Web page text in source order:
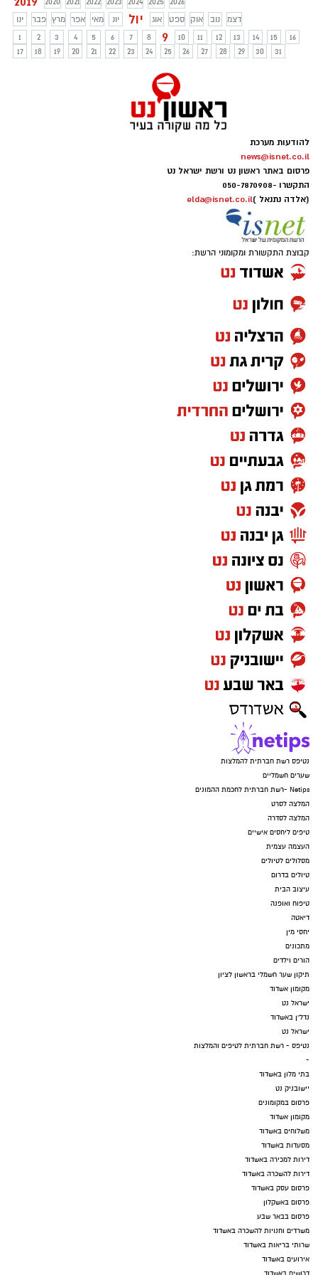
ינו
פבר מרץ אפר מאי יונ יול אוג ספט אוק נוב
דצמ
1
2 3 4 5 6 7 8 9 10 11 12 13 14 15
16
17
18 19 20 21 22 23 24 25 26 27 28 29 30 31
להודעות מערכת
news@isnet.co.il
פרסום באתר ראשון נט ורשת ישראל נט
התקשרו -050-7870908
(אלדה נתנאל )elda@isnet.co.il
קבוצת התקשורת ומקומוני הרשת:
נטיפס רשת חברתית להמלצות
שערים חשמליים
Netips -רשת חברתית לחכמת ההמונים
המלצה לסרט
המלצה לסדרה
טיפים ליחסים אישיים
העצמה עצמית
מסלולים לטיולים
טיולים בדרום
עיצוב הבית
טיפוח ואופנה
דיאטה
יחסי מין
מתכונים
הורים וילדים
תיקון שער חשמלי בראשון לציון
מקומון אשדוד
ישראל נט
נדל"ן באשדוד
ישראל נט
נטיפס - רשת חברתית לטיפים והמלצות
-
בתי מלון באשדוד
יישובניק נט
פרסום במקומונים
מקומון אשדוד
משלוחים באשדוד
מסעדות באשדוד
דירות למכירה באשדוד
דירות להשכרה באשדוד
פרסום עסק באשדוד
פרסום באשקלון
פרסום בבאר שבע
משרדים וחנויות להשכרה באשדוד
שרותי בריאות באשדוד
אירועים באשדוד